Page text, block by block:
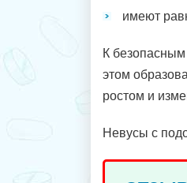
имеют
К
этом
ростом и
Невусы с